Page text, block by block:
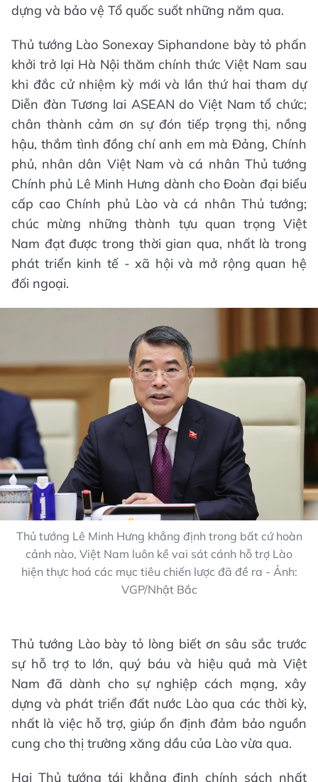
dựng và bảo vệ Tổ quốc suốt những năm qua.
Thủ tướng Lào Sonexay Siphandone bày tỏ phấn
khởi trở lại Hà Nội thăm chính thức Việt Nam sau
khi đắc cử nhiệm kỳ mới và lần thứ hai tham dự
Diễn đàn Tương lai ASEAN do Việt Nam tổ chức;
chân thành cảm ơn sự đón tiếp trọng thị, nồng
hậu, thắm tình đồng chí anh em mà Đảng, Chính
phủ, nhân dân Việt Nam và cá nhân Thủ tướng
Chính phủ Lê Minh Hưng dành cho Đoàn đại biểu
cấp cao Chính phủ Lào và cá nhân Thủ tướng;
chúc mừng những thành tựu quan trọng Việt
Nam đạt được trong thời gian qua, nhất là trong
phát triển kinh tế - xã hội và mở rộng quan hệ
đối ngoại.
Thủ tướng Lê Minh Hưng khẳng định trong bất cứ hoàn
cảnh nào, Việt Nam luôn kề vai sát cánh hỗ trợ Lào
hiện thực hoá các mục tiêu chiến lược đã đề ra - Ảnh:
VGP/Nhật Bắc
Thủ tướng Lào bày tỏ lòng biết ơn sâu sắc trước
sự hỗ trợ to lớn, quý báu và hiệu quả mà Việt
Nam đã dành cho sự nghiệp cách mạng, xây
dựng và phát triển đất nước Lào qua các thời kỳ,
nhất là việc hỗ trợ, giúp ổn định đảm bảo nguồn
cung cho thị trường xăng dầu của Lào vừa qua.
Hai Thủ tướng tái khẳng định chính sách nhất